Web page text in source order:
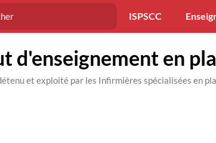
ISPSCC
d'enseignement en
et exploité par les Infirmières spécialisées en